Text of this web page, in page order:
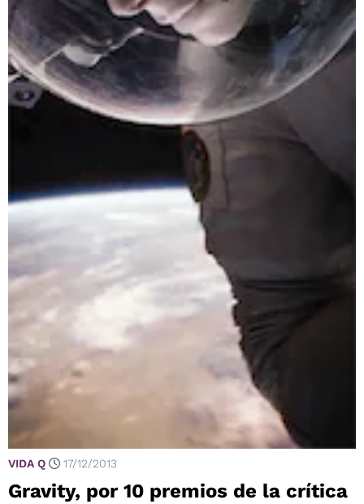
VIDA Q 17/12/2013
Gravity, por 10 premios de la crítica